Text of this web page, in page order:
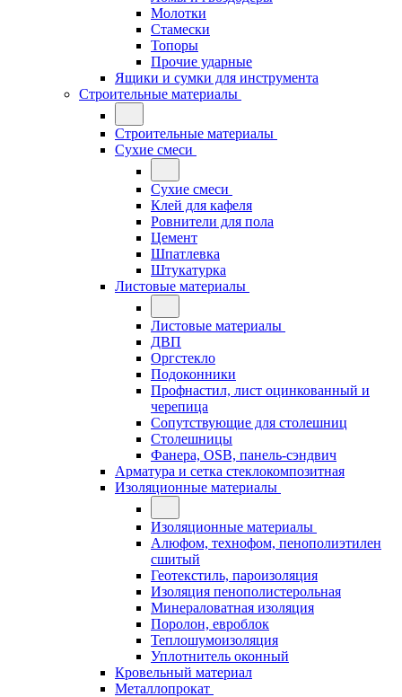
Молотки
Стамески
Топоры
Прочие ударные
Ящики и сумки для инструмента
Строительные материалы
Строительные материалы
Сухие смеси
Сухие смеси
Клей для кафеля
Ровнители для пола
Цемент
Шпатлевка
Штукатурка
Листовые материалы
Листовые материалы
ДВП
Оргстекло
Подоконники
Профнастил, лист оцинкованный и
черепица
Сопутствующие для столешниц
Столешницы
Фанера, OSB, панель-сэндвич
Арматура и сетка стеклокомпозитная
Изоляционные материалы
Изоляционные материалы
Алюфом, технофом, пенополиэтилен
сшитый
Геотекстиль, пароизоляция
Изоляция пенополистерольная
Минераловатная изоляция
Поролон, евроблок
Теплошумоизоляция
Уплотнитель оконный
Кровельный материал
Металлопрокат